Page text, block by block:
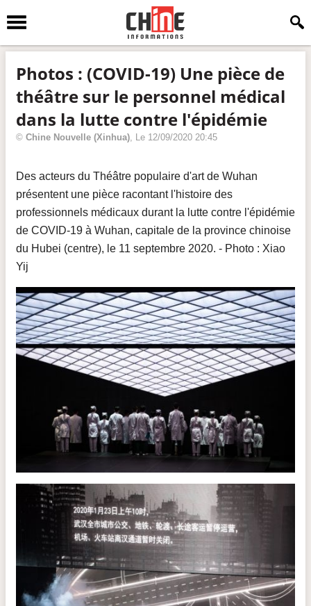
Photos : (COVID-19) Une pièce de
théâtre sur le personnel médical
dans la lutte contre l'épidémie
© Chine Nouvelle (Xinhua), Le 12/09/2020 20:45
Des acteurs du Théâtre populaire d'art de Wuhan
présentent une pièce racontant l'histoire des
professionnels médicaux durant la lutte contre l'épidémie
de COVID-19 à Wuhan, capitale de la province chinoise
du Hubei (centre), le 11 septembre 2020. - Photo : Xiao
Yij